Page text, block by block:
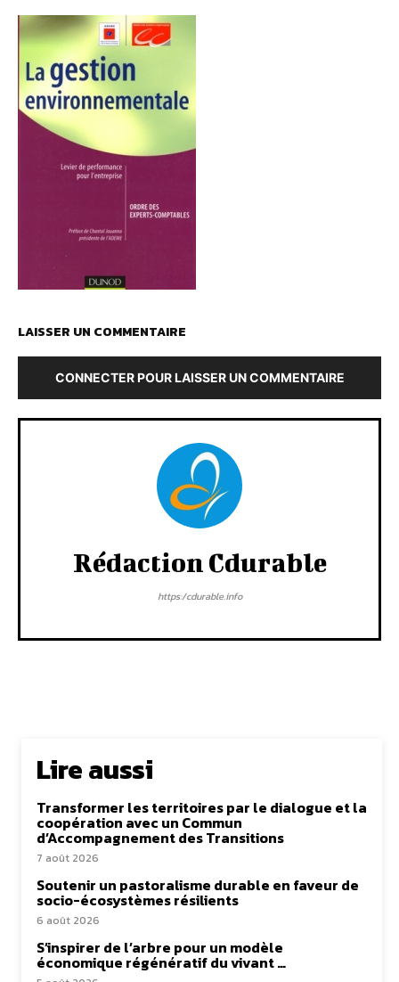
LAISSER UN COMMENTAIRE
CONNECTER POUR LAISSER UN COMMENTAIRE
Rédaction Cdurable
https:/cdurable.info
Lire aussi
Transformer les territoires par le dialogue et la
coopération avec un Commun
d’Accompagnement des Transitions
7 août 2026
Soutenir un pastoralisme durable en faveur de
socio-écosystèmes résilients
6 août 2026
S’inspirer de l’arbre pour un modèle
économique régénératif du vivant …